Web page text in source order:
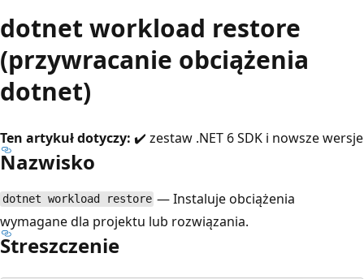
dotnet workload restore
(przywracanie obciążenia
dotnet)
Ten artykuł dotyczy: ✔️ zestaw .NET 6 SDK i nowsze wersje
Nazwisko
dotnet workload restore — Instaluje obciążenia
wymagane dla projektu lub rozwiązania.
Streszczenie